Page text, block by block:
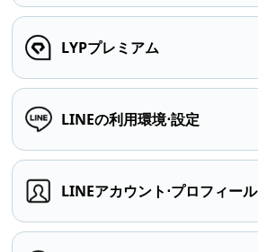
LYPプレミアム
LINEの利用環境⋅設定
LINEアカウント⋅プロフィール